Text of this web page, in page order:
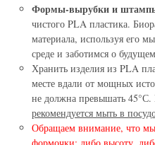
Формы-вырубки и
чистого PLA пластика.
материала, используя его
среде и заботимся о
Хранить изделия из PLA
месте вдали от мощных
не должна превышать
рекомендуется мыть в
Обращаем внимание, что